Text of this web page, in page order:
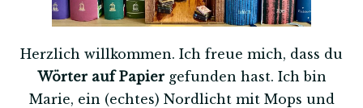
Herzlich willkommen. Ich freue mich, dass du
Wörter auf Papiergefunden hast. Ich bin
Marie, ein (echtes) Nordlicht mit Mops und